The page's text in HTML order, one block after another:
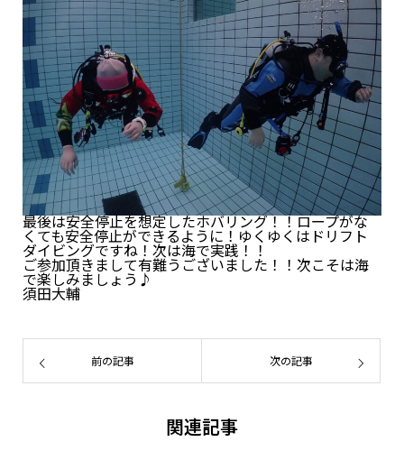
最後は安全停止を想定したホバリング！！ロープがな
くても安全停止ができるように！ゆくゆくはドリフト
ダイビングですね！次は海で実践！！
ご参加頂きまして有難うございました！！次こそは海
で楽しみましょう♪
須田大輔
前の記事 次の記事
関連記事